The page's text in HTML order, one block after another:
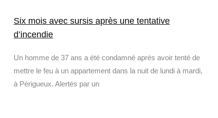
Six mois avec sursis après une tentative
d’incendie
Un homme de 37 ans a été condamné après avoir tenté de
mettre le feu à un appartement dans la nuit de lundi à mardi,
à Périgueux. Alertés par un